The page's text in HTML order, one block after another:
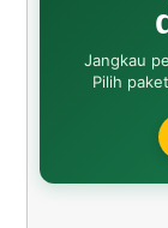
Jangkau
Pilih